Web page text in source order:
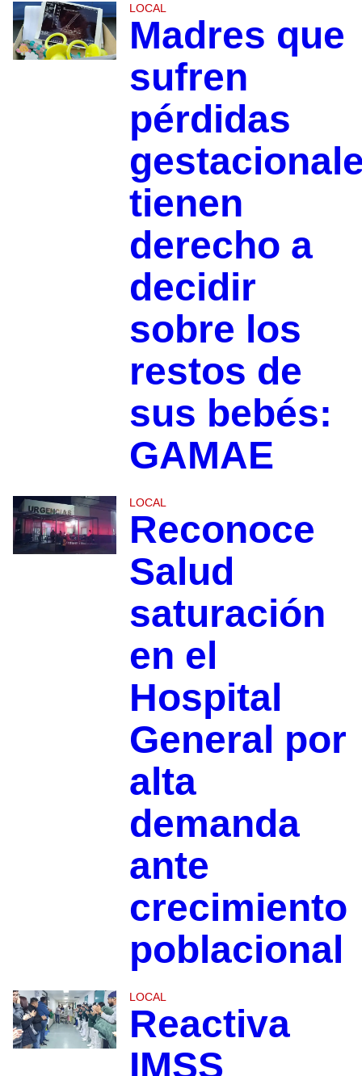
LOCAL
Madres que
sufren
pérdidas
tienen
derecho a
decidir
sobre los
restos de
sus bebés:
GAMAE
LOCAL
Reconoce
Salud
saturación
en el
Hospital
General por
alta
demanda
ante
crecimiento
poblacional
LOCAL
Reactiva
IMSS